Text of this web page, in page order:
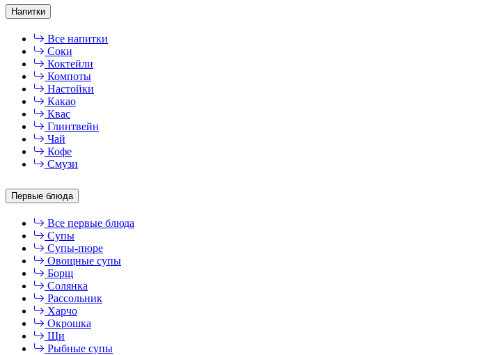
Напитки
Все напитки
Соки
Коктейли
Компоты
Настойки
Какао
Квас
Глинтвейн
Чай
Кофе
Смузи
Первые блюда
Все первые блюда
Супы
Супы-пюре
Овощные супы
Борщ
Солянка
Рассольник
Харчо
Окрошка
Щи
Рыбные супы